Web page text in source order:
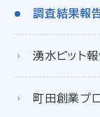
調査結果報
湧水ピット
町田創業プ